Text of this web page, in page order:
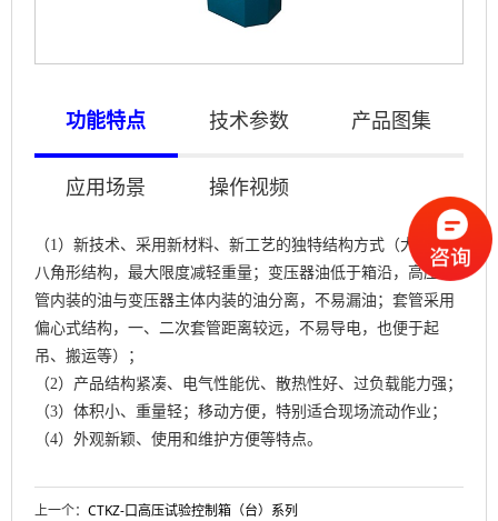
功能特点 技术参数 产品图集
应用场景 操作视频
（1）新技术、采用新材料、新工艺的独特结构方式（大盖采用
八角形结构，最大限度减轻重量；变压器油低于箱沿，高压套
管内装的油与变压器主体内装的油分离，不易漏油；套管采用
偏心式结构，一、二次套管距离较远，不易导电，也便于起
吊、搬运等）；
（2）产品结构紧凑、电气性能优、散热性好、过负载能力强；
（3）体积小、重量轻；移动方便，特别适合现场流动作业；
（4）外观新颖、使用和维护方便等特点。
上一个： CTKZ-口高压试验控制箱（台）系列